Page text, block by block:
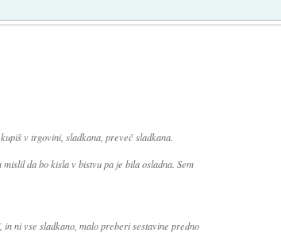
v trgovini, sladkana, preveč sladkana.
da bo kisla v bistvu pa je bila osladna. Sem
ni vse sladkano, malo preberi sestavine predno